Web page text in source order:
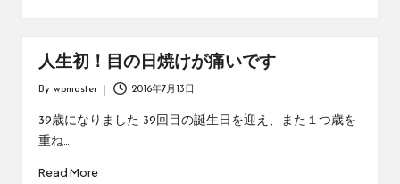
人生初！目の日焼けが痛いです
by
By wpmaster 2016年7月13日
39歳になりました 39回目の誕生日を迎え、また１つ歳を
重ね…
Read More